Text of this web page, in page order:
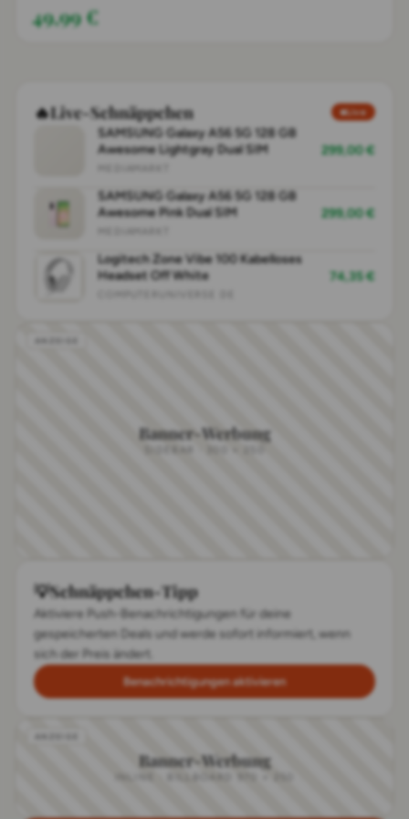
49,99 €
🔥Live-Schnäppchen Live
SAMSUNG Galaxy A56 5G 128 GB
Awesome Lightgray Dual SIM
299,00 €
SAMSUNG Galaxy A56 5G 128 GB
Awesome Pink Dual SIM
299,00 €
Logitech Zone Vibe 100 Kabelloses
Headset Off White
74,35 €
Banner-Werbung
💡Schnäppchen-Tipp
Aktiviere Push-Benachrichtigungen für deine
gespeicherten Deals und werde sofort informiert, wenn
sich der Preis ändert.
Benachrichtigungen aktivieren
Banner-Werbung